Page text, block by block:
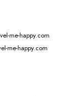
me-happy.com